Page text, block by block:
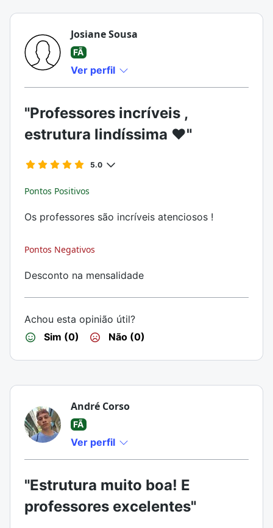
Josiane Sousa
FÃ
Ver perfil
"Professores incríveis ,
estrutura lindíssima ❤️"
5.0
Pontos Positivos
Os professores são incríveis atenciosos !
Pontos Negativos
Desconto na mensalidade
Achou esta opinião útil?
Sim (0)
Não (0)
André Corso
FÃ
Ver perfil
"Estrutura muito boa! E
professores excelentes"